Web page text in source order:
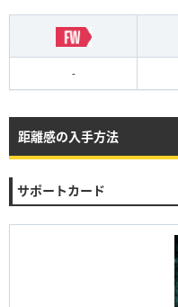
-
距離感の入手方法
サポートカード